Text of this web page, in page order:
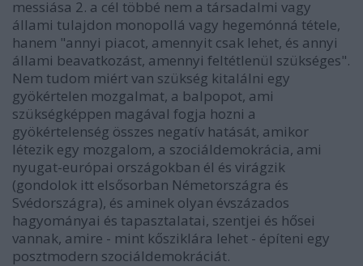
messiása 2. a cél többé nem a társadalmi vagy
állami tulajdon monopollá vagy hegemónná tétele,
hanem "annyi piacot, amennyit csak lehet, és annyi
állami beavatkozást, amennyi feltétlenül szükséges".
Nem tudom miért van szükség kitalálni egy
gyökértelen mozgalmat, a balpopot, ami
szükségképpen magával fogja hozni a
gyökértelenség összes negatív hatását, amikor
létezik egy mozgalom, a szociáldemokrácia, ami
nyugat-európai országokban él és virágzik
(gondolok itt elsősorban Németországra és
Svédországra), és aminek olyan évszázados
hagyományai és tapasztalatai, szentjei és hősei
vannak, amire - mint kősziklára lehet - építeni egy
posztmodern szociáldemokráciát.